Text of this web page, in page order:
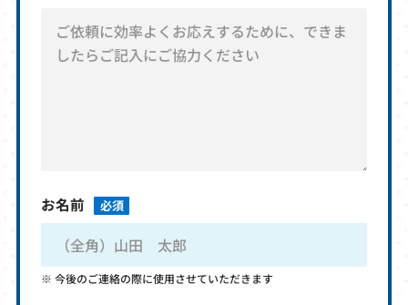
お名前 必須
今後のご連絡の際に使用させていただきます